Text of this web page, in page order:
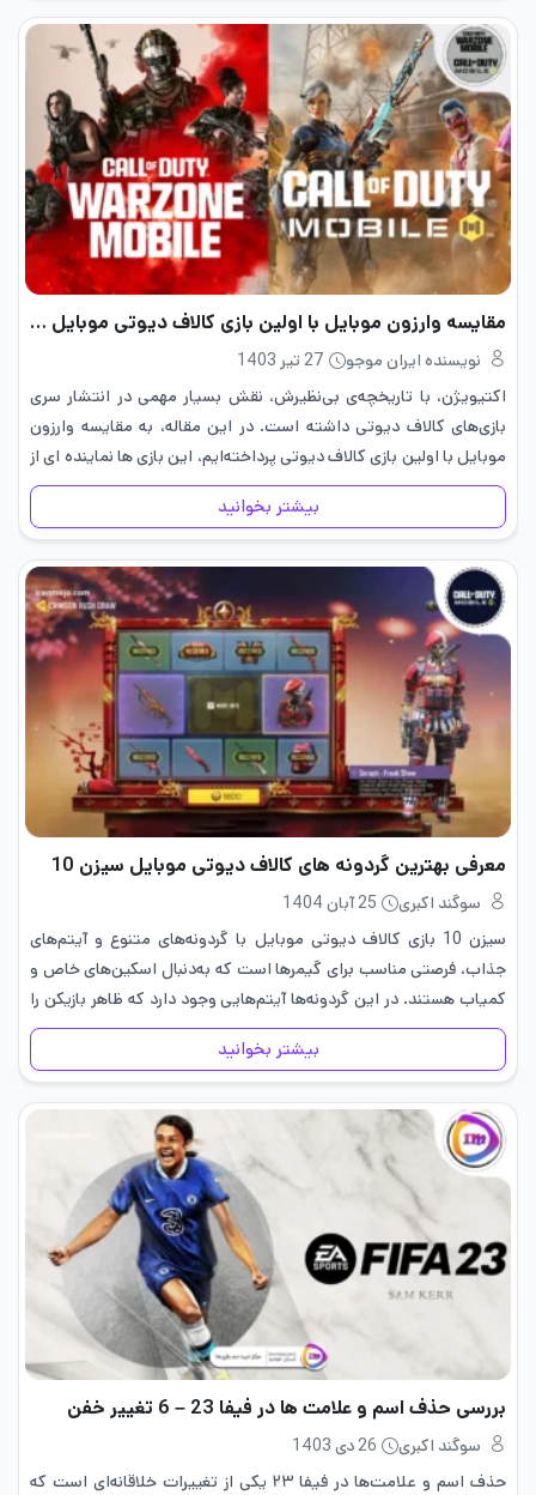
مقایسه وارزون موبایل با اولین بازی کالاف دیوتی موبایل در سال 2019
نویسنده ایران موجو
27 تیر 1403
اکتیویژن، با تاریخچه‌ی بی‌نظیرش، نقش بسیار مهمی در انتشار سری
بازی‌های کالاف دیوتی داشته است. در این مقاله، به مقایسه وارزون
موبایل با اولین بازی کالاف دیوتی پرداخته‌ایم، این بازی ها نماینده ای از
دو دوره مختلف در تاریخ بازی‌های…
بیشتر بخوانید
معرفی بهترین گردونه های کالاف دیوتی موبایل سیزن 10
سوگند اکبری
25 آبان 1404
سیزن 10 بازی کالاف دیوتی موبایل با گردونه‌های متنوع و آیتم‌های
جذاب، فرصتی مناسب برای گیمرها است که به‌دنبال اسکین‌های خاص و
کمیاب هستند. در این گردونه‌ها آیتم‌هایی وجود دارد که ظاهر بازیکن را
متفاوت کرده و حس قدرت بیشتری…
بیشتر بخوانید
بررسی حذف اسم و علامت ها در فیفا 23 – 6 تغییر خفن
سوگند اکبری
26 دی 1403
حذف اسم و علامت‌ها در فیفا ۲۳ یکی از تغییرات خلاقانه‌ای است که